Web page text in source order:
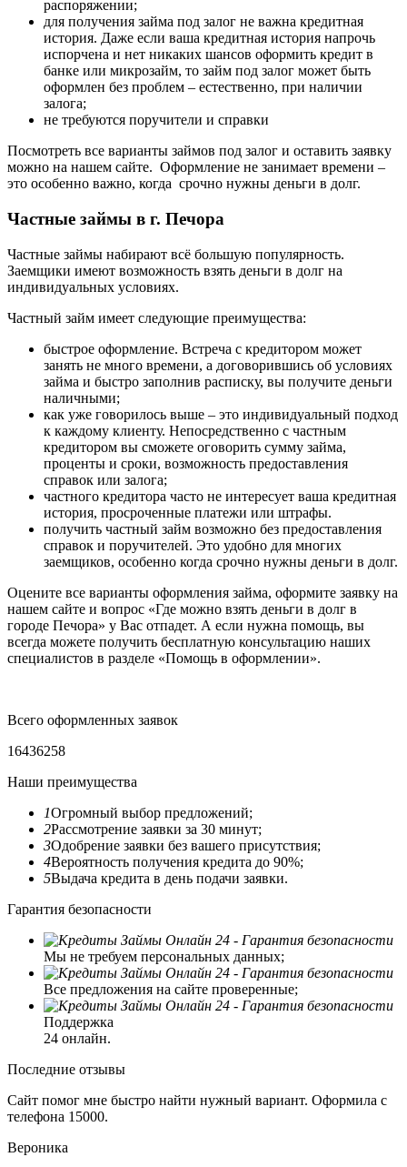
распоряжении;
для получения займа под залог не важна кредитная
история. Даже если ваша кредитная история напрочь
испорчена и нет никаких шансов оформить кредит в
банке или микрозайм, то займ под залог может быть
оформлен без проблем – естественно, при наличии
залога;
не требуются поручители и справки
Посмотреть все варианты займов под залог и оставить заявку
можно на нашем сайте. Оформление не занимает времени –
это особенно важно, когда срочно нужны деньги в долг.
Частные займы в г. Печора
Частные займы набирают всё большую популярность.
Заемщики имеют возможность взять деньги в долг на
индивидуальных условиях.
Частный займ имеет следующие преимущества:
быстрое оформление. Встреча с кредитором может
занять не много времени, а договорившись об условиях
займа и быстро заполнив расписку, вы получите деньги
наличными;
как уже говорилось выше – это индивидуальный подход
к каждому клиенту. Непосредственно с частным
кредитором вы сможете оговорить сумму займа,
проценты и сроки, возможность предоставления
справок или залога;
частного кредитора часто не интересует ваша кредитная
история, просроченные платежи или штрафы.
получить частный займ возможно без предоставления
справок и поручителей. Это удобно для многих
заемщиков, особенно когда срочно нужны деньги в долг.
Оцените все варианты оформления займа, оформите заявку на
нашем сайте и вопрос «Где можно взять деньги в долг в
городе Печора» у Вас отпадет. А если нужна помощь, вы
всегда можете получить бесплатную консультацию наших
специалистов в разделе «Помощь в оформлении».
Всего оформленных заявок
16436258
Наши преимущества
1Огромный выбор предложений;
2Рассмотрение заявки за 30 минут;
3Одобрение заявки без вашего присутствия;
4Вероятность получения кредита до 90%;
5Выдача кредита в день подачи заявки.
Гарантия безопасности
Мы не требуем персональных данных;
Все предложения на сайте проверенные;
Поддержка
24 онлайн.
Последние отзывы
Сайт помог мне быстро найти нужный вариант. Оформила с
телефона 15000.
Вероника